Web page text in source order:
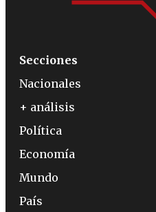
Secciones
Nacionales
+ análisis
Política
Economía
Mundo
País